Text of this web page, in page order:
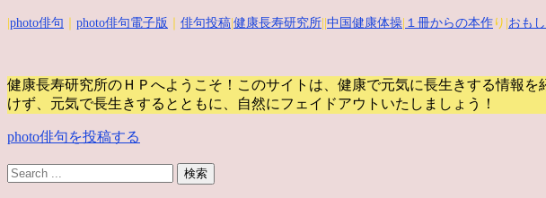
photo俳句 photo俳句電子版 俳句投稿 健康長寿研究所 中国健康体操 １冊からの本作 り| おも
健康長寿研究所のＨＰへようこそ！このサイトは、健康で元気に長生きする情報を
けず、元気で長生きするとともに、自然にフェイドアウトいたしましょう！
photo俳句を投稿する